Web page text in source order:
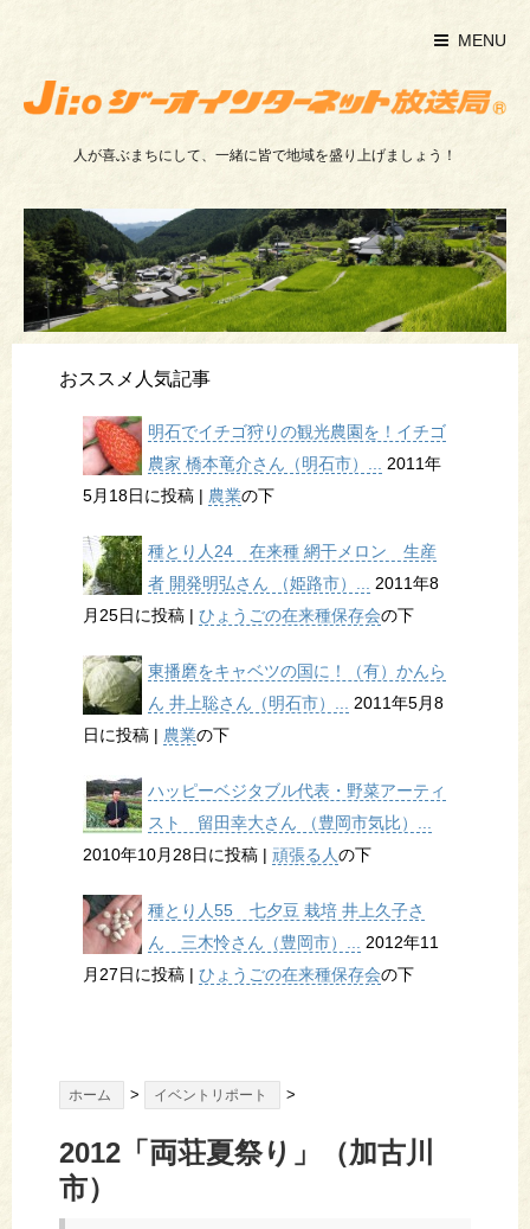
MENU
人が喜ぶまちにして、一緒に皆で地域を盛り上げましょう！
おススメ人気記事
明石でイチゴ狩りの観光農園を！イチゴ
農家 橋本竜介さん（明石市）... 2011年
5月18日に投稿 | 農業の下
種とり人24 在来種 網干メロン 生産
者 開発明弘さん （姫路市）... 2011年8
月25日に投稿 | ひょうごの在来種保存会の下
東播磨をキャベツの国に！（有）かんら
ん 井上聡さん（明石市）... 2011年5月8
日に投稿 | 農業の下
ハッピーベジタブル代表・野菜アーティ
スト 留田幸大さん （豊岡市気比）...
2010年10月28日に投稿 | 頑張る人の下
種とり人55 七夕豆 栽培 井上久子さ
ん 三木怜さん（豊岡市）... 2012年11
月27日に投稿 | ひょうごの在来種保存会の下
ホーム > イベントリポート >
2012「両荘夏祭り」（加古川
市）